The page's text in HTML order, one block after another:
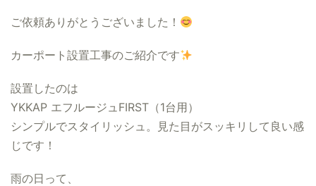
ご依頼ありがとうございました！
カーポート設置工事のご紹介です
設置したのは
YKKAP エフルージュFIRST（1台用）
シンプルでスタイリッシュ。見た目がスッキリして良い感
じです！
雨の日って、